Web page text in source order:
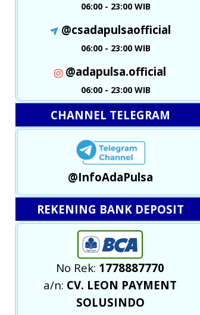
06:00 - 23:00 WIB
@csadapulsaofficial
06:00 - 23:00 WIB
@adapulsa.official
06:00 - 23:00 WIB
CHANNEL TELEGRAM
@InfoAdaPulsa
REKENING BANK DEPOSIT
No Rek: 1778887770
a/n: CV. LEON PAYMENT
SOLUSINDO